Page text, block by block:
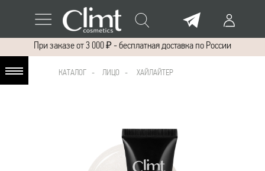
При заказе от 3 000 ₽ - бесплатная доставка по России
КАТАЛОГ - ЛИЦО - ХАЙЛАЙТЕР